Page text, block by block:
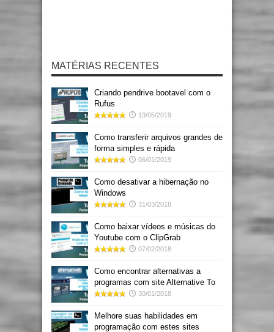
MATÉRIAS RECENTES
Criando pendrive bootavel com o
Rufus
13/05/2019
Como transferir arquivos grandes de
forma simples e rápida
06/01/2019
Como desativar a hibernação no
Windows
31/03/2018
Como baixar vídeos e músicas do
Youtube com o ClipGrab
07/02/2018
Como encontrar alternativas a
programas com site Alternative To
30/01/2018
Melhore suas habilidades em
programação com estes sites